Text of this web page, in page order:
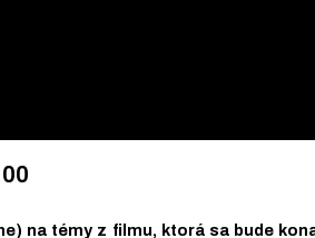
na témy z filmu, ktorá sa bude